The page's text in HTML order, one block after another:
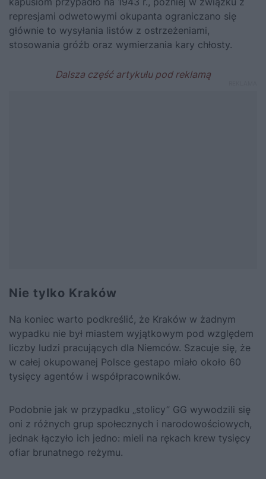
represjami odwetowymi okupanta ograniczano się
głównie to wysyłania listów z ostrzeżeniami,
stosowania gróźb oraz wymierzania kary chłosty.
Nie tylko Kraków
Na koniec warto podkreślić, że Kraków w żadnym
wypadku nie był miastem wyjątkowym pod względem
liczby ludzi pracujących dla Niemców. Szacuje się, że
w całej okupowanej Polsce gestapo miało około 60
tysięcy agentów i współpracowników.
Podobnie jak w przypadku „stolicy” GG wywodzili się
oni z różnych grup społecznych i narodowościowych,
jednak łączyło ich jedno: mieli na rękach krew tysięcy
ofiar brunatnego reżymu.